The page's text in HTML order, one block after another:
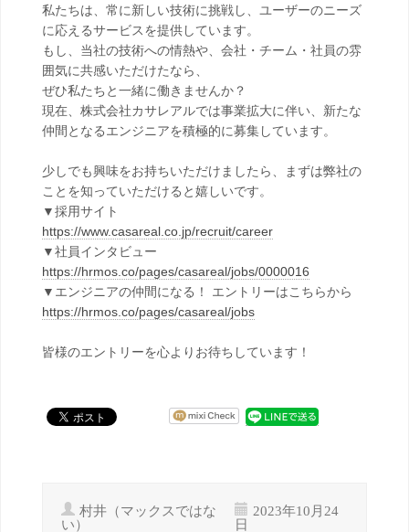
私たちは、常に新しい技術に挑戦し、ユーザーのニーズ
に応えるサービスを提供しています。
もし、当社の技術への情熱や、会社・チーム・社員の雰
囲気に共感いただけたなら、
ぜひ私たちと一緒に働きませんか？
現在、株式会社カサレアルでは事業拡大に伴い、新たな
仲間となるエンジニアを積極的に募集しています。
少しでも興味をお持ちいただけましたら、まずは弊社の
ことを知っていただけると嬉しいです。
▼採用サイト
https://www.casareal.co.jp/recruit/career
▼社員インタビュー
https://hrmos.co/pages/casareal/jobs/0000016
▼エンジニアの仲間になる！ エントリーはこちらから
https://hrmos.co/pages/casareal/jobs
皆様のエントリーを心よりお待ちしています！
村井（マックスではな
い）
2023年10月24
日